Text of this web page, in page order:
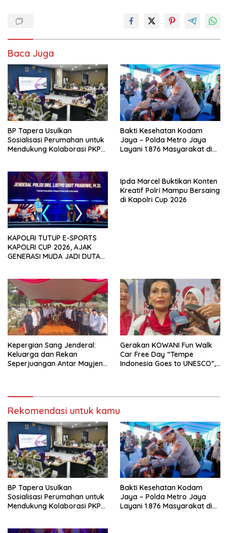
Baca Juga
BP Tapera Usulkan
Sosialisasi Perumahan untuk
Mendukung Kolaborasi PKP
Bakti Kesehatan Kodam
Jaya – Polda Metro Jaya
Layani 1.876 Masyarakat di
KAPOLRI TUTUP E-SPORTS
KAPOLRI CUP 2026, AJAK
GENERASI MUDA JADI DUTA
Ipda Marcel Buktikan Konten
Kreatif Polri Mampu Bersaing
di Kapolri Cup 2026
Kepergian Sang Jenderal:
Keluarga dan Rekan
Seperjuangan Antar Mayjen
Gerakan KOWANI Fun Walk
Car Free Day “Tempe
Indonesia Goes to UNESCO”,
Rekomendasi untuk kamu
BP Tapera Usulkan
Sosialisasi Perumahan untuk
Mendukung Kolaborasi PKP
Bakti Kesehatan Kodam
Jaya – Polda Metro Jaya
Layani 1.876 Masyarakat di